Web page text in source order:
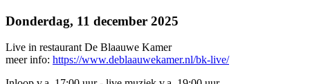
Donderdag, 11 december 2025
Live in restaurant De Blaauwe Kamer
meer info: https://www.deblaauwekamer.nl/bk-live/